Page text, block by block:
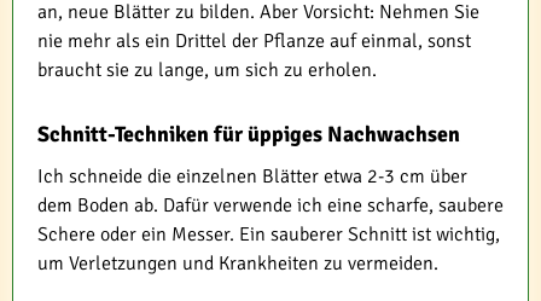
an, neue Blätter zu bilden. Aber Vorsicht: Nehmen Sie
nie mehr als ein Drittel der Pflanze auf einmal, sonst
braucht sie zu lange, um sich zu erholen.
Schnitt-Techniken für üppiges Nachwachsen
Ich schneide die einzelnen Blätter etwa 2-3 cm über
dem Boden ab. Dafür verwende ich eine scharfe, saubere
Schere oder ein Messer. Ein sauberer Schnitt ist wichtig,
um Verletzungen und Krankheiten zu vermeiden.